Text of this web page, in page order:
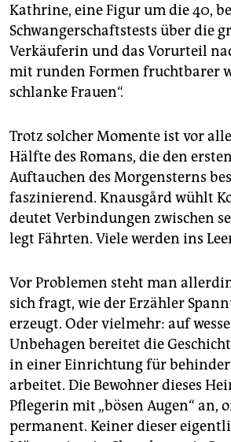
Kathrine, eine Figur um die 40,
Schwangerschaftstests über die
Verkäuferin und das Vorurteil
mit runden Formen fruchtbarer
schlanke Frauen“.
Trotz solcher Momente ist vor
Hälfte des Romans, die den
Auftauchen des Morgensterns
faszinierend. Knausgård wühlt
deutet Verbindungen zwischen
legt Fährten. Viele werden ins
Vor Problemen steht man
sich fragt, wie der Erzähler
erzeugt. Oder vielmehr: auf
Unbehagen bereitet die
in einer Einrichtung für
arbeitet. Die Bewohner dieses
Pflegerin mit „bösen Augen“ an,
permanent. Keiner dieser